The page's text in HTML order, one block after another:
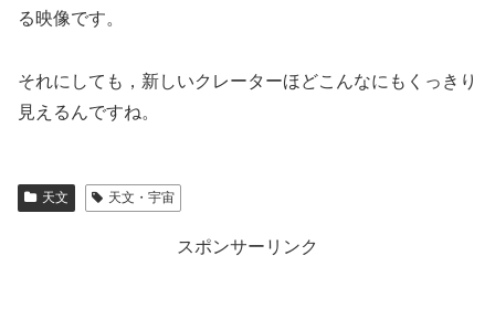
る映像です。
それにしても，新しいクレーターほどこんなにもくっきり
見えるんですね。
天文 天文・宇宙
スポンサーリンク